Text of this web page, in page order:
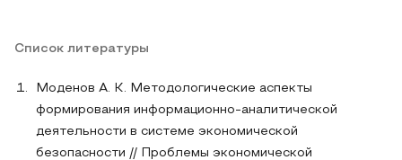
Список литературы
Моденов А. К. Методологические аспекты
формирования информационно-аналитической
деятельности в системе экономической
безопасности // Проблемы экономической